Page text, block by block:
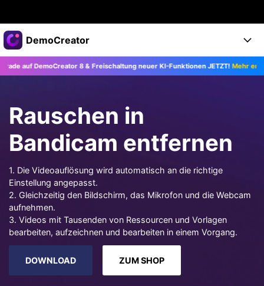
Top-Produkte
KI-gestützte digitale Kreativität
Dienstprogramme
Business
Lösungen
Presseraum
Support
DemoCreator
Produkte
Funktionen
Alle Funktionen >
KI-Funktionen
KI Tipps
Alle KI Funktionen >
DemoCreator für
Blog
Mehr Lösungen finden >
Los geht's
Support
Business
Upgrade auf DemoCreator 8
auf DemoCreator 8 & Freischaltung neuer KI-Funktionen JETZT!Mehr
Rauschen in
Bandicam entfernen
1. Die Videoauflösung wird automatisch an die richtige
Einstellung angepasst.
2. Gleichzeitig den Bildschirm, das Mikrofon und die Webcam
aufnehmen.
3. Videos mit Tausenden von Ressourcen und Vorlagen
bearbeiten, aufzeichnen und bearbeiten in einem Vorgang.
DOWNLOAD ZUM SHOP